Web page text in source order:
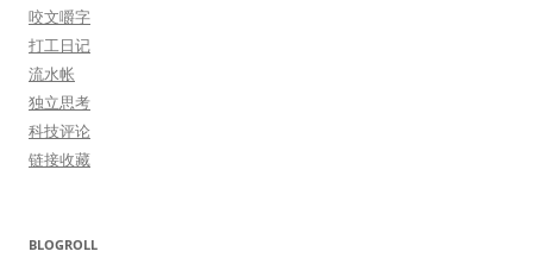
咬文嚼字
打工日记
流水帐
独立思考
科技评论
链接收藏
BLOGROLL